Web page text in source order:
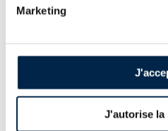
Marketing
J'autorise la
PRÉSENTATION
THOMAS H. HANDY
LA CUVÉE
Thomas Handy distillé en